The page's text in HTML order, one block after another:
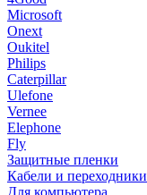
Microsoft
Onext
Oukitel
Philips
Caterpillar
Ulefone
Vernee
Elephone
Fly
Защитные пленки
Кабели и переходники
Для компьютера